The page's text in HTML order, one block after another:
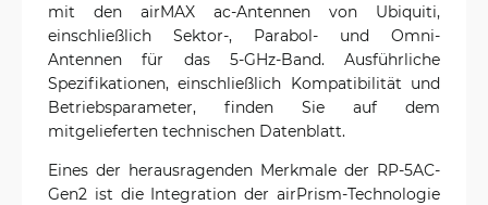
mit den airMAX ac-Antennen von Ubiquiti,
einschließlich Sektor-, Parabol- und Omni-
Antennen für das 5-GHz-Band. Ausführliche
Spezifikationen, einschließlich Kompatibilität und
Betriebsparameter, finden Sie auf dem
mitgelieferten technischen Datenblatt.
Eines der herausragenden Merkmale der RP-5AC-
Gen2 ist die Integration der airPrism-Technologie